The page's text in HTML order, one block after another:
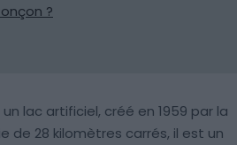
?
lac artificiel, créé en 1959 par la
de 28 kilomètres carrés, il est un